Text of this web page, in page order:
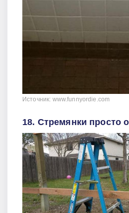
Источник: www.funnyordie.com
18. Стремянки просто